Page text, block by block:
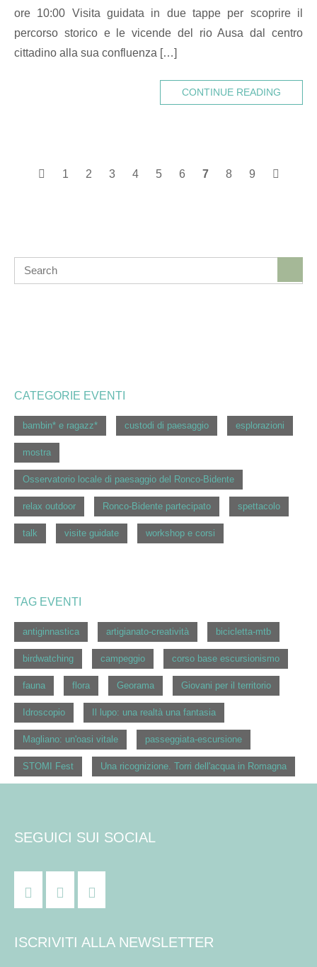
ore 10:00 Visita guidata in due tappe per scoprire il
percorso storico e le vicende del rio Ausa dal centro
cittadino alla sua confluenza […]
CONTINUE READING
Posts
1 2 3 4 5 6 7 8 9
CATEGORIE EVENTI
bambin* e ragazz* custodi di paesaggio esplorazioni
mostra
Osservatorio locale di paesaggio del Ronco-Bidente
relax outdoor Ronco-Bidente partecipato spettacolo
talk visite guidate workshop e corsi
TAG EVENTI
antiginnastica artigianato-creatività bicicletta-mtb
birdwatching campeggio corso base escursionismo
fauna flora Georama Giovani per il territorio
Idroscopio Il lupo: una realtà una fantasia
Magliano: un'oasi vitale passeggiata-escursione
STOMI Fest Una ricognizione. Torri dell'acqua in Romagna
SEGUICI SUI SOCIAL
ISCRIVITI ALLA NEWSLETTER